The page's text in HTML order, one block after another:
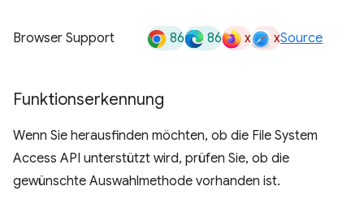
Browser Support 86 86 x xSource
Funktionserkennung
Wenn Sie herausfinden möchten, ob die File System
Access API unterstützt wird, prüfen Sie, ob die
gewünschte Auswahlmethode vorhanden ist.